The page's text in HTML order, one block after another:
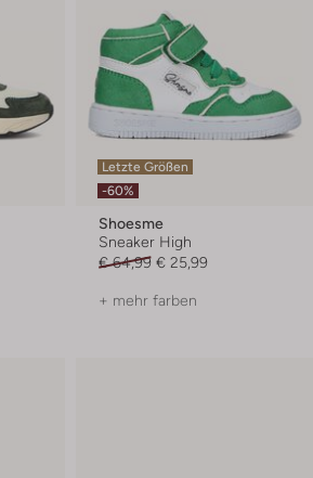
Letzte Größen
-60%
Shoesme
Sneaker High
€ 64,99 € 25,99
+ mehr farben